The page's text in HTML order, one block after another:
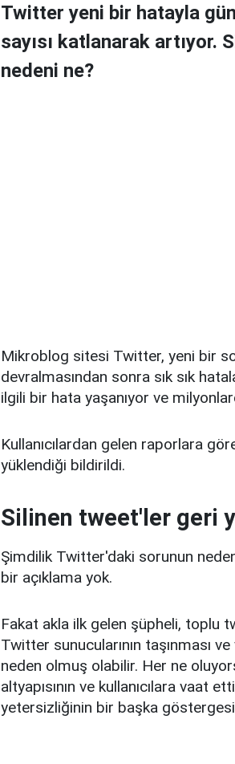
Twitter yeni bir hatayla
sayısı katlanarak artıyor.
nedeni ne?
Mikroblog sitesi Twitter, yeni bir
devralmasından sonra sık sık
ilgili bir hata yaşanıyor ve
Kullanıcılardan gelen raporlara
yüklendiği bildirildi.
Silinen tweet'ler geri
Şimdilik Twitter'daki sorunun neden
bir açıklama yok.
Fakat akla ilk gelen şüpheli, toplu
Twitter sunucularının taşınması
neden olmuş olabilir. Her ne
altyapısının ve kullanıcılara vaat
yetersizliğinin bir başka